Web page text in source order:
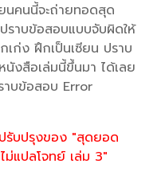
นคนนี้จะถ่ายทอดสุด
ราบข้อสอบแบบจับผิดให้
เก่ง ฝึกเป็นเซียน ปราบ
งสือเล่มนี้ขึ้นมา ได้เลย
าบข้อสอบ Error
รับปรุงของ "สุดยอด
แปลโจทย์ เล่ม 3"